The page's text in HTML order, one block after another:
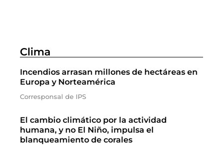
Clima
Incendios arrasan millones de hectáreas en
Europa y Norteamérica
Corresponsal de IPS
El cambio climático por la actividad
humana, y no El Niño, impulsa el
blanqueamiento de corales